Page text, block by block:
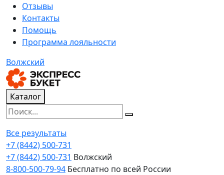
Отзывы
Контакты
Помощь
Программа лояльности
Волжский
Каталог
Все результаты
+7 (8442) 500-731
+7 (8442) 500-731 Волжский
8-800-500-79-94 Бесплатно по всей России